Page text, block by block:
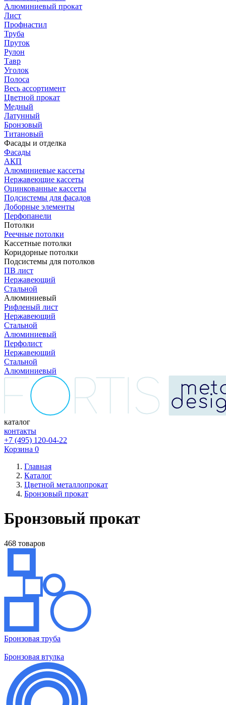
Алюминиевый прокат
Лист
Профнастил
Труба
Пруток
Рулон
Тавр
Уголок
Полоса
Весь ассортимент
Цветной прокат
Медный
Латунный
Бронзовый
Титановый
Фасады и отделка
Фасады
АКП
Алюминиевые кассеты
Нержавеющие кассеты
Оцинкованные кассеты
Подсистемы для фасадов
Доборные элементы
Перфопанели
Потолки
Реечные потолки
Кассетные потолки
Коридорные потолки
Подсистемы для потолков
ПВ лист
Нержавеющий
Стальной
Алюминиевый
Рифленый лист
Нержавеющий
Стальной
Алюминиевый
Перфолист
Нержавеющий
Стальной
Алюминиевый
каталог
контакты
+7 (495) 120-04-22
Корзина 0
Главная
Каталог
Цветной металлопрокат
Бронзовый прокат
Бронзовый прокат
468 товаров
Бронзовая труба
Бронзовая втулка